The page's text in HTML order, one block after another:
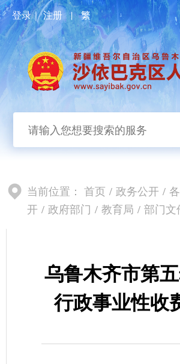
登录｜注册 | 繁
当前位置： 首页 / 政务公开 /
开 / 政府部门 / 教育局 / 部门文
乌鲁木齐市第
行政事业性收